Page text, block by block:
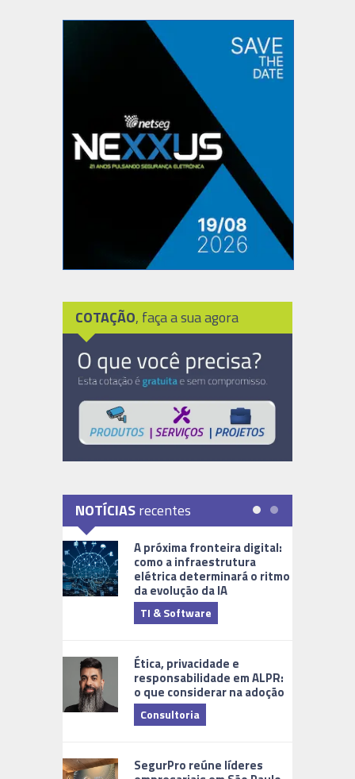
COTAÇÃO, faça a sua agora
NOTÍCIASrecentes
A próxima fronteira digital:
como a infraestrutura
elétrica determinará o ritmo
da evolução da IA
TI & Software
Ética, privacidade e
responsabilidade em ALPR:
o que considerar na adoção
Consultoria
SegurPro reúne líderes